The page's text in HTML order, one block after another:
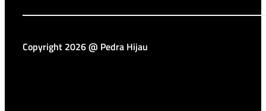
Copyright 2026 @ Pedra Hijau